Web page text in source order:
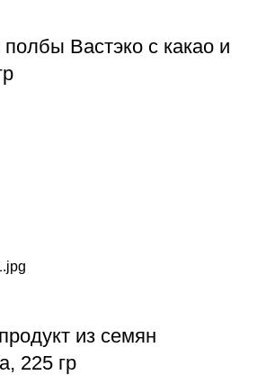
Вастэко с какао и
из семян
225 гр